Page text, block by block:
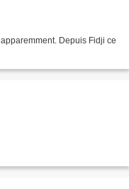
Depuis Fidji ce